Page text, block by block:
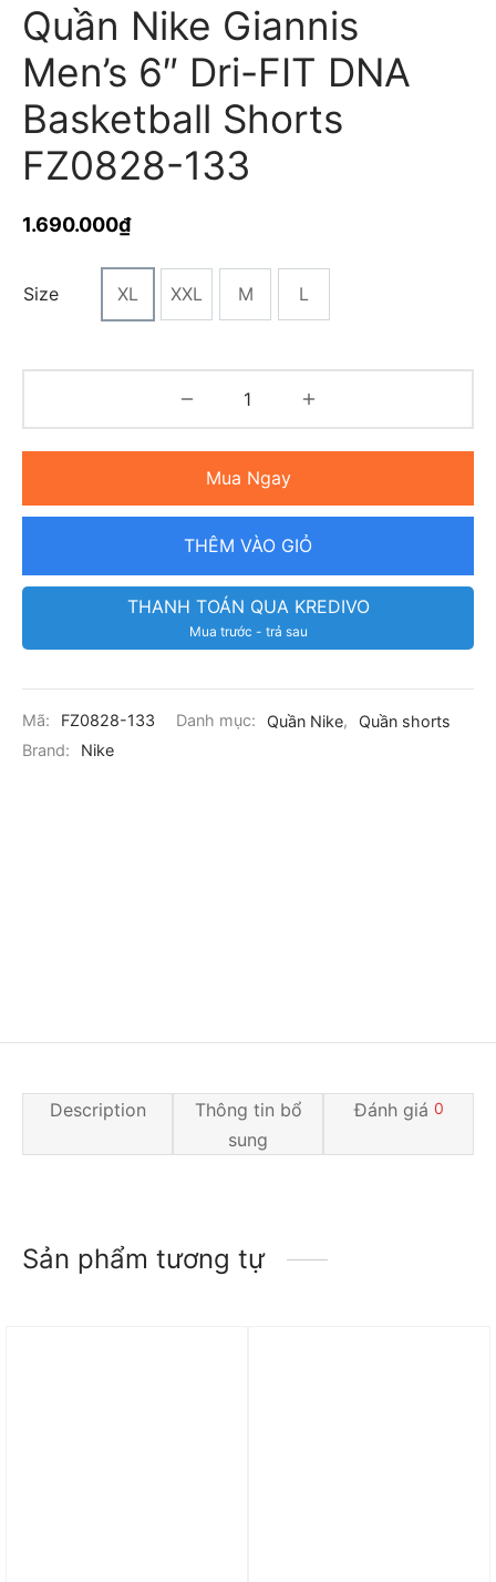
Quần Nike Giannis
Men’s 6″ Dri-FIT DNA
Basketball Shorts
FZ0828-133
1.690.000₫
Size XL XXL M L
Mua Ngay
THÊM VÀO GIỎ
THANH TOÁN QUA KREDIVO
Mua trước - trả sau
Mã: FZ0828-133 Danh mục: Quần Nike,
Quần shorts
Brand:
Nike
Description
Thông tin bổ
sung
Đánh giá 0
Sản phẩm tương tự